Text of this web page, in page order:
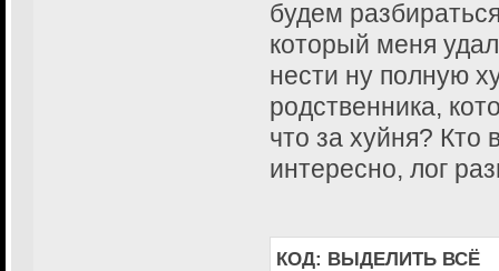
будем
который меня
нести ну полную
родственника,
что за хуйня? Кто
интересно, лог
КОД: ВЫДЕЛИТЬ ВСЁ